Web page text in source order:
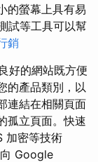
的螢幕上具有易
試等工具可以幫
銷
好的網站既方便
的產品類別，以
連結在相關頁面
孤立頁面。快速
加密等技術
Google